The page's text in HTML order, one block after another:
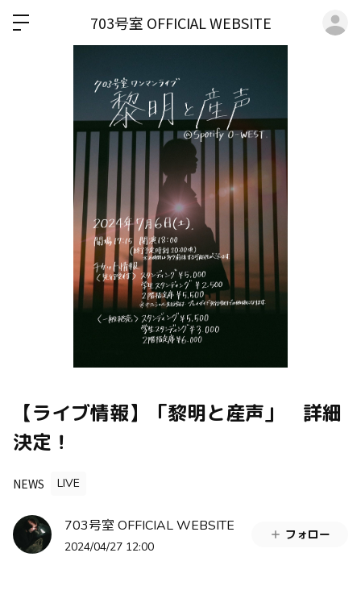
703号室 OFFICIAL WEBSITE
【ライブ情報】「黎明と産声」 詳細
決定！
NEWS LIVE
703号室 OFFICIAL WEBSITE
2024/04/27 12:00
フォロー